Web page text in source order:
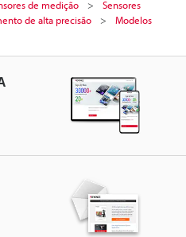
de medição
Sensores
de alta precisão
Modelos